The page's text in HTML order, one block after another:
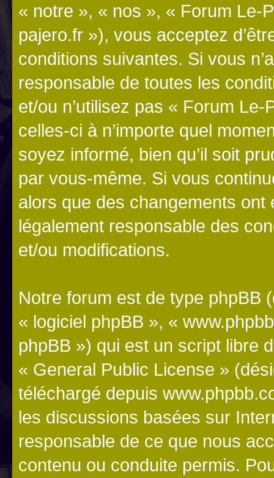
« notre », « nos », « Forum Le-
pajero.fr »), vous acceptez
conditions suivantes. Si vous
responsable de toutes les
et/ou n’utilisez pas « Forum
celles-ci à n’importe quel
soyez informé, bien qu’il soit
par vous-même. Si vous
alors que des changements ont
légalement responsable des
et/ou modifications.
Notre forum est de type phpBB
« logiciel phpBB », «
phpBB ») qui est un script libre
« General Public License »
téléchargé depuis
les discussions basées sur
responsable de ce que nous
contenu ou conduite permis.